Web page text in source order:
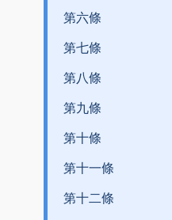
第六條
第七條
第八條
第九條
第十條
第十一條
第十二條